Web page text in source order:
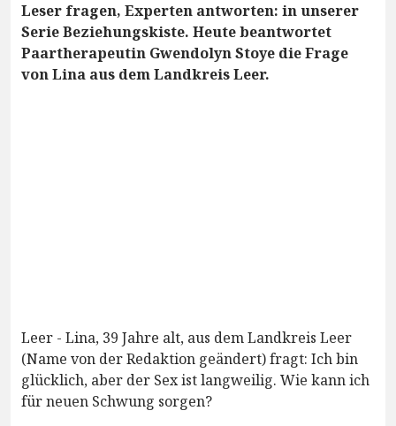
Leser fragen, Experten antworten: in unserer
Serie Beziehungskiste. Heute beantwortet
Paartherapeutin Gwendolyn Stoye die Frage
von Lina aus dem Landkreis Leer.
Leer - Lina, 39 Jahre alt, aus dem Landkreis Leer
(Name von der Redaktion geändert) fragt: Ich bin
glücklich, aber der Sex ist langweilig. Wie kann ich
für neuen Schwung sorgen?